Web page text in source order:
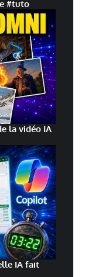
de la mettre
Répondre
de metres le
entendu dire
espace cloud
Répondre
#tuto
la vidéo IA
IA fait